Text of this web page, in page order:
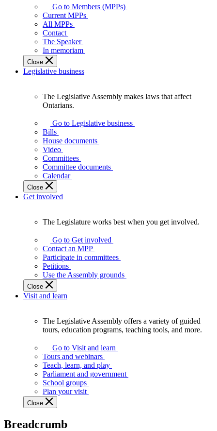
your
representatives
Legislative
Assembly
of
Ontario.
Go to Members (MPPs)
Current MPPs
All MPPs
Contact
The Speaker
In memoriam
Close
Legislative business
Assembly
makes
laws
affect
Ontarians.
The Legislative Assembly makes laws that affect
Ontarians.
Go to Legislative business
Bills
House documents
Video
Committees
Committee documents
Calendar
Close
Get involved
Legislature
works
best
when
get
involved.
The Legislature works best when you get involved.
Go to Get involved
Contact an MPP
Participate in committees
Petitions
Use the Assembly grounds
Close
Visit and learn
Assembly
offers
variety
guided
tours,
education
teaching
The Legislative Assembly offers a variety of guided
tours, education programs, teaching tools, and more.
Go to Visit and learn
Tours and webinars
Teach, learn, and play
Parliament and government
School groups
Plan your visit
Close
Breadcrumb